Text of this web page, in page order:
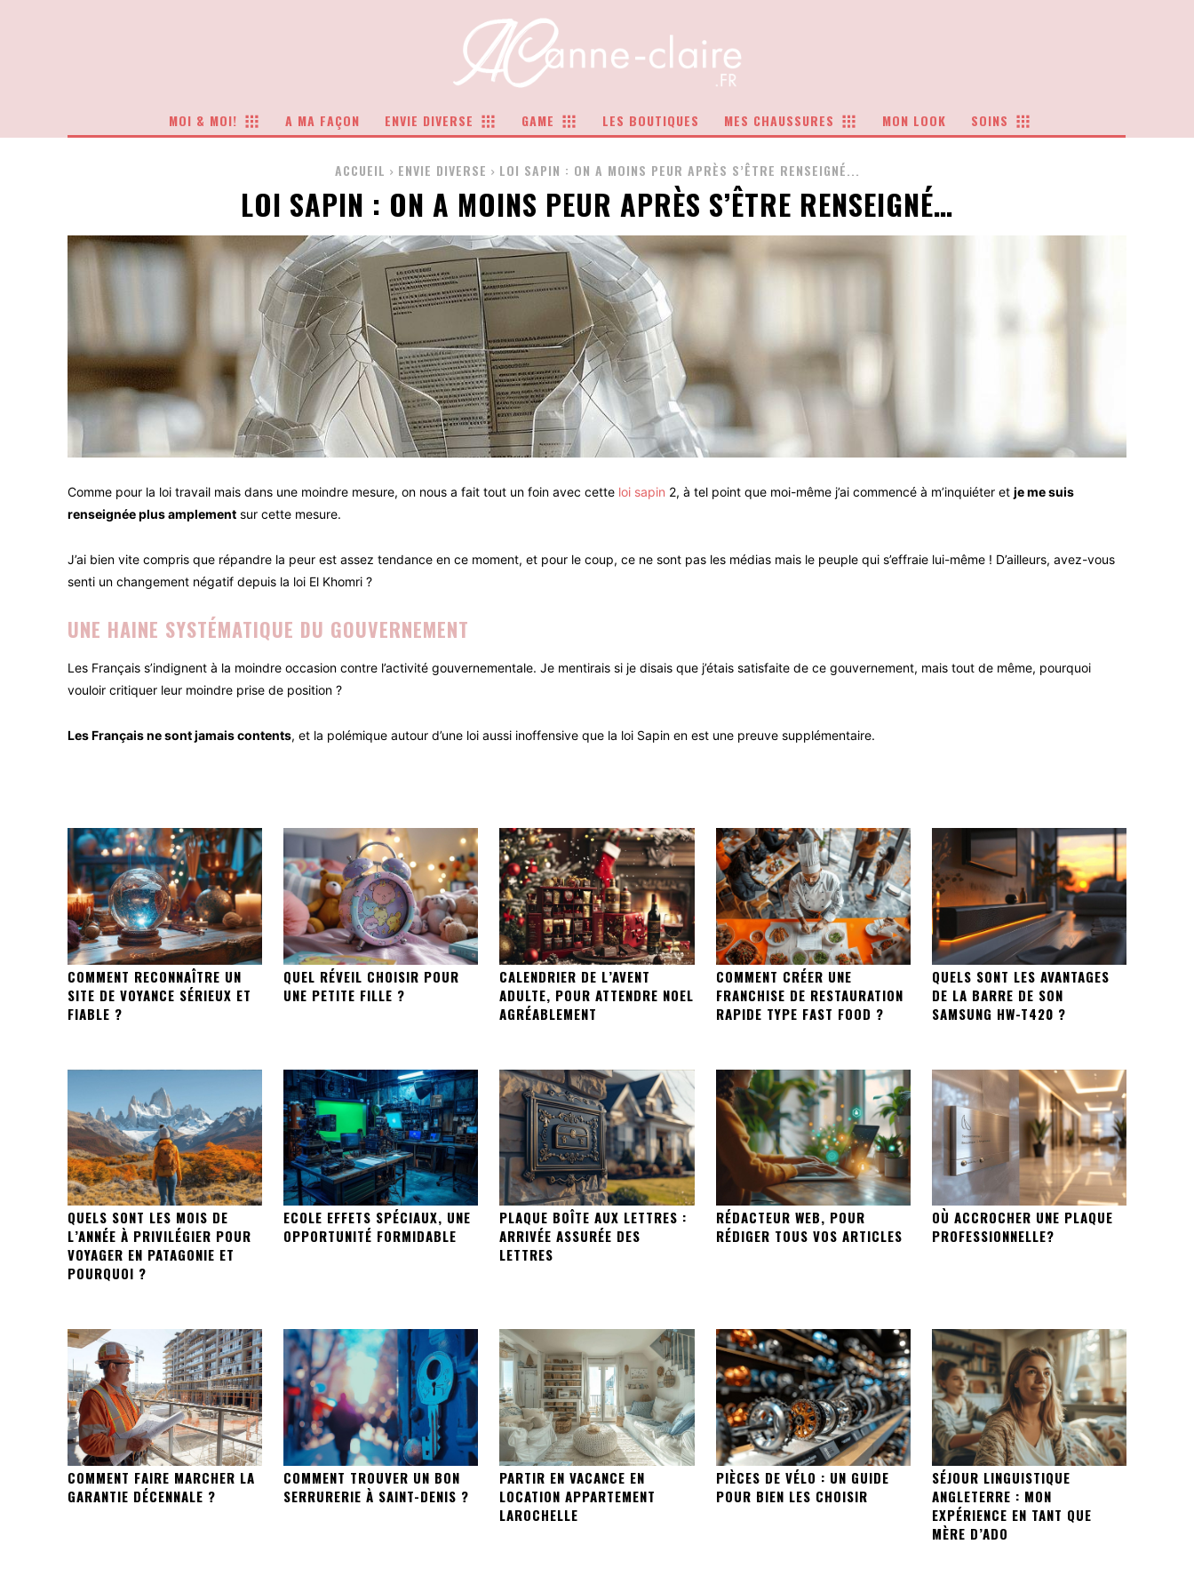
MOI & MOI! A MA FAÇON ENVIE DIVERSE GAME LES BOUTIQUES MES CHAUSSURES MON LOOK SOINS
ACCUEIL ENVIE DIVERSE LOI SAPIN : ON A MOINS PEUR APRÈS S’ÊTRE RENSEIGNÉ...
LOI SAPIN : ON A MOINS PEUR APRÈS S’ÊTRE RENSEIGNÉ…
Comme pour la loi travail mais dans une moindre mesure, on nous a fait tout un foin avec cette loi sapin 2, à tel point que moi-même j’ai commencé à m’inquiéter et je me suis
renseignée plus amplement sur cette mesure.
J’ai bien vite compris que répandre la peur est assez tendance en ce moment, et pour le coup, ce ne sont pas les médias mais le peuple qui s’effraie lui-même ! D’ailleurs, avez-vous
senti un changement négatif depuis la loi El Khomri ?
UNE HAINE SYSTÉMATIQUE DU GOUVERNEMENT
Les Français s’indignent à la moindre occasion contre l’activité gouvernementale. Je mentirais si je disais que j’étais satisfaite de ce gouvernement, mais tout de même, pourquoi
vouloir critiquer leur moindre prise de position ?
Les Français ne sont jamais contents, et la polémique autour d’une loi aussi inoffensive que la loi Sapin en est une preuve supplémentaire.
COMMENT RECONNAÎTRE UN
SITE DE VOYANCE SÉRIEUX ET
FIABLE ?
QUEL RÉVEIL CHOISIR POUR
UNE PETITE FILLE ?
CALENDRIER DE L’AVENT
ADULTE, POUR ATTENDRE NOEL
AGRÉABLEMENT
COMMENT CRÉER UNE
FRANCHISE DE RESTAURATION
RAPIDE TYPE FAST FOOD ?
QUELS SONT LES AVANTAGES
DE LA BARRE DE SON
SAMSUNG HW-T420 ?
QUELS SONT LES MOIS DE
L’ANNÉE À PRIVILÉGIER POUR
VOYAGER EN PATAGONIE ET
POURQUOI ?
ECOLE EFFETS SPÉCIAUX, UNE
OPPORTUNITÉ FORMIDABLE
PLAQUE BOÎTE AUX LETTRES :
ARRIVÉE ASSURÉE DES
LETTRES
RÉDACTEUR WEB, POUR
RÉDIGER TOUS VOS ARTICLES
OÙ ACCROCHER UNE PLAQUE
PROFESSIONNELLE?
COMMENT FAIRE MARCHER LA
GARANTIE DÉCENNALE ?
COMMENT TROUVER UN BON
SERRURERIE À SAINT-DENIS ?
PARTIR EN VACANCE EN
LOCATION APPARTEMENT
LAROCHELLE
PIÈCES DE VÉLO : UN GUIDE
POUR BIEN LES CHOISIR
SÉJOUR LINGUISTIQUE
ANGLETERRE : MON
EXPÉRIENCE EN TANT QUE
MÈRE D’ADO